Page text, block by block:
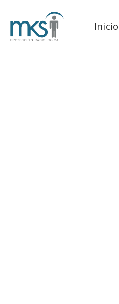
Inicio